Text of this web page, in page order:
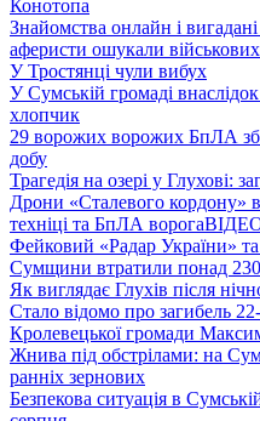
Конотопа
Знайомства онлайн і
аферисти ошукали
У Тростянці чули вибух
У Сумській громаді
хлопчик
29 ворожих ворожих БпЛА
добу
Трагедія на озері у Глухові:
Дрони «Сталевого кордону»
техніці та БпЛА ворога
Фейковий «Радар України» та
Сумщини втратили понад 230
Як виглядає Глухів після
Стало відомо про загибель
Кролевецької громади
Жнива під обстрілами: на
ранніх зернових
Безпекова ситуація в